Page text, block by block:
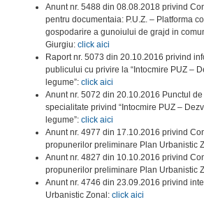
Anunt nr. 5488 din 08.08.2018 privind
pentru documentaia: P.U.Z. – Platforma
gospodarire a gunoiului de grajd in
Giurgiu: click aici
Raport nr. 5073 din 20.10.2016 privind
publicului cu privire la “Intocmire PUZ –
legume”: click aici
Anunt nr. 5072 din 20.10.2016 Punctul
specialitate privind “Intocmire PUZ –
legume”: click aici
Anunt nr. 4977 din 17.10.2016 privind
propunerilor preliminare Plan Urbanistic
Anunt nr. 4827 din 10.10.2016 privind
propunerilor preliminare Plan Urbanistic
Anunt nr. 4746 din 23.09.2016 privind
Urbanistic Zonal: click aici